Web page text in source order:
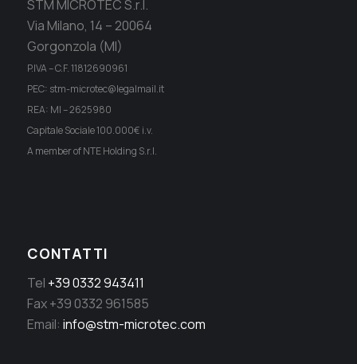
STM MICROTEC S.r.l.
Via Milano, 14 – 20064
Gorgonzola (MI)
P.IVA – C.F. 11812690961
PEC: stm-microtec@legalmail.it
REA: MI – 2625980
Capitale Sociale 100.000€ i.v.
A member of NTE Holding S.r.l.
CONTATTI
Tel +39 0332 943411
Fax +39 0332 961585
Email: info@stm-microtec.com